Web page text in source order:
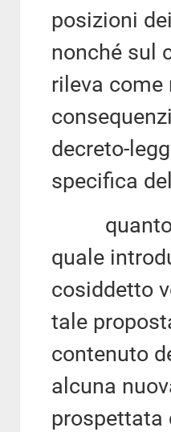
posizioni
nonché sul
rileva come
decreto-
specifica
quanto
quale
cosiddetto
tale
contenuto
alcuna
prospettata